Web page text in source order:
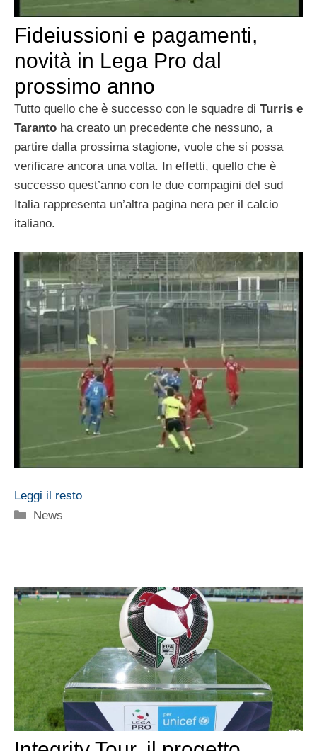
Fideiussioni e pagamenti,
novità in Lega Pro dal
prossimo anno
Tutto quello che è successo con le squadre di Turris e
Taranto ha creato un precedente che nessuno, a
partire dalla prossima stagione, vuole che si possa
verificare ancora una volta. In effetti, quello che è
successo quest’anno con le due compagini del sud
Italia rappresenta un’altra pagina nera per il calcio
italiano.
Leggi il resto
Categorie
News